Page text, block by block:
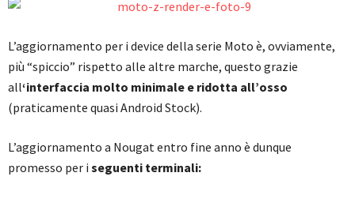
L’aggiornamento per i device della serie Moto è, ovviamente,
più “spiccio” rispetto alle altre marche, questo grazie
all‘interfaccia molto minimale e ridotta all’osso
(praticamente quasi Android Stock).
L’aggiornamento a Nougat entro fine anno è dunque
promesso per i seguenti terminali: